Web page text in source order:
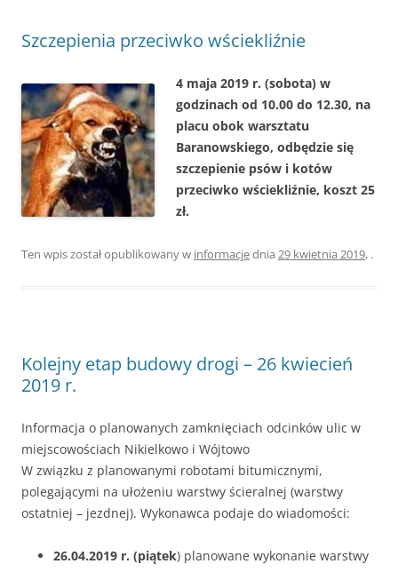
Szczepienia przeciwko wściekliźnie
4 maja 2019 r. (sobota) w
godzinach od 10.00 do 12.30, na
placu obok warsztatu
Baranowskiego, odbędzie się
szczepienie psów i kotów
przeciwko wściekliźnie, koszt 25
zł.
Ten wpis został opublikowany w informacjednia 29 kwietnia 2019, .
Kolejny etap budowy drogi – 26 kwiecień
2019 r.
Informacja o planowanych zamknięciach odcinków ulic w
miejscowościach Nikielkowo i Wójtowo
W związku z planowanymi robotami bitumicznymi,
polegającymi na ułożeniu warstwy ścieralnej (warstwy
ostatniej – jezdnej). Wykonawca podaje do wiadomości:
26.04.2019 r. (piątek) planowane wykonanie warstwy